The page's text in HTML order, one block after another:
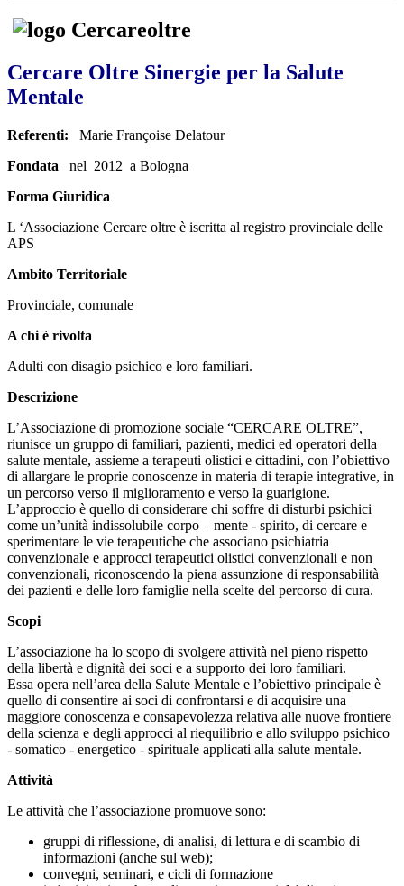
Cercare Oltre Sinergie per la Salute
Mentale
Referenti: Marie Françoise Delatour
Fondata nel 2012 a Bologna
Forma Giuridica
L ‘Associazione Cercare oltre è iscritta al registro provinciale delle
APS
Ambito Territoriale
Provinciale, comunale
A chi è rivolta
Adulti con disagio psichico e loro familiari.
Descrizione
L’Associazione di promozione sociale “CERCARE OLTRE”,
riunisce un gruppo di familiari, pazienti, medici ed operatori della
salute mentale, assieme a terapeuti olistici e cittadini, con l’obiettivo
di allargare le proprie conoscenze in materia di terapie integrative, in
un percorso verso il miglioramento e verso la guarigione.
L’approccio è quello di considerare chi soffre di disturbi psichici
come un’unità indissolubile corpo – mente - spirito, di cercare e
sperimentare le vie terapeutiche che associano psichiatria
convenzionale e approcci terapeutici olistici convenzionali e non
convenzionali, riconoscendo la piena assunzione di responsabilità
dei pazienti e delle loro famiglie nella scelte del percorso di cura.
Scopi
L’associazione ha lo scopo di svolgere attività nel pieno rispetto
della libertà e dignità dei soci e a supporto dei loro familiari.
Essa opera nell’area della Salute Mentale e l’obiettivo principale è
quello di consentire ai soci di confrontarsi e di acquisire una
maggiore conoscenza e consapevolezza relativa alle nuove frontiere
della scienza e degli approcci al riequilibrio e allo sviluppo psichico
- somatico - energetico - spirituale applicati alla salute mentale.
Attività
Le attività che l’associazione promuove sono:
gruppi di riflessione, di analisi, di lettura e di scambio di
informazioni (anche sul web);
convegni, seminari, e cicli di formazione